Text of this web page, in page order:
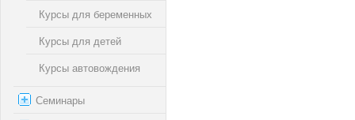
Курсы для беременных
Курсы для детей
Курсы автовождения
Семинары